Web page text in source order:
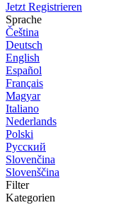
Jetzt Registrieren
Sprache
Čeština
Deutsch
English
Español
Français
Magyar
Italiano
Nederlands
Polski
Русский
Slovenčina
Slovenščina
Filter
Kategorien